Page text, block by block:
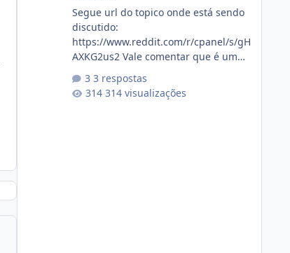
Segue url do topico onde está sendo
discutido:
https://www.reddit.com/r/cpanel/s/gH
AXKG2us2 Vale comentar que é um
pegada no da.
3 respostas
314 visualizações